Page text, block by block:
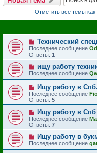
Отметить все темы как
Технический
Последнее сообщение
Ответы: 1
ищу работу
Последнее сообщение
Ищу работу в Спб.
Последнее сообщение
Ответы: 5
Ищу работу в Спб
Последнее сообщение
Ответы: 7
Ищу работу в
Последнее сообщение